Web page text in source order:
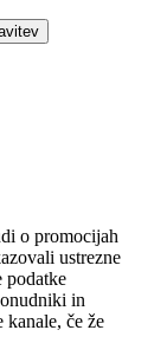
o promocijah
ustrezne
podatke
in
kanale, če že